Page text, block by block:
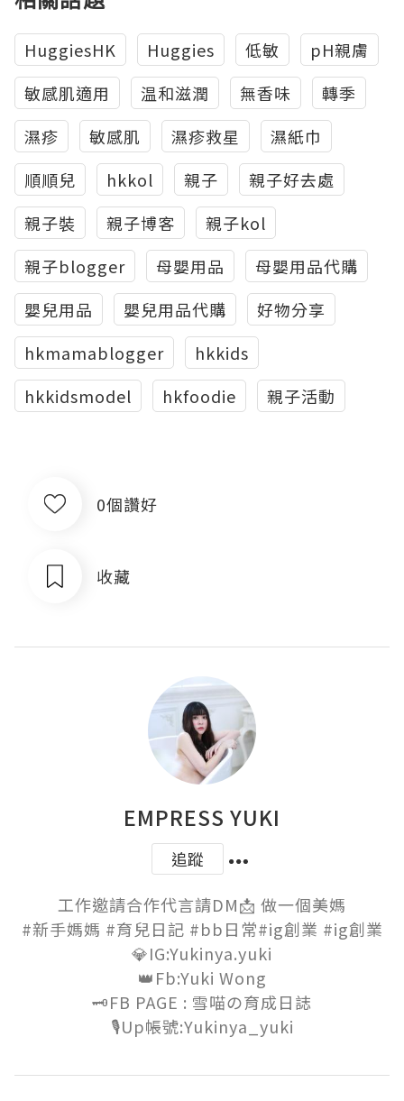
HuggiesHK Huggies 低敏
pH親膚
敏感肌適用
温和滋潤 無香味
轉季
濕疹
敏感肌 濕疹救星
濕紙巾
順順兒
hkkol 親子
親子好去處
親子裝
親子博客
親子kol
親子blogger
母嬰用品
母嬰用品代購
嬰兒用品
嬰兒用品代購
好物分享
hkmamablogger
hkkids
hkkidsmodel
hkfoodie 親子活動
0個讚好
收藏
EMPRESS YUKI
追蹤
工作邀請合作代言請DM📩 做一個美媽
#新手媽媽 #育兒日記 #bb日常#ig創業 #ig創業
💎IG:Yukinya.yuki
👑Fb:Yuki Wong
🗝FB PAGE : 雪喵の育成日誌
🎙Up帳號:Yukinya_yuki